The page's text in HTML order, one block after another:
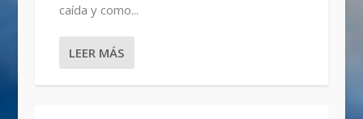
caída y como...
LEER MÁS